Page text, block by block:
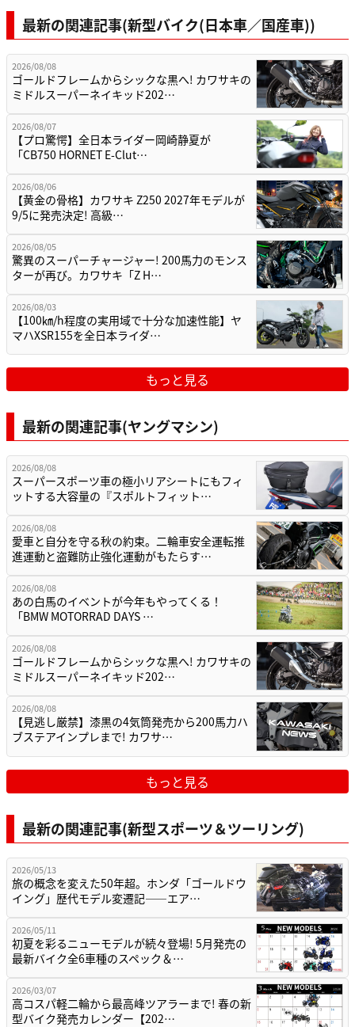
最新の関連記事(新型バイク(日本車／国産車))
2026/08/08
ゴールドフレームからシックな黒へ! カワサキの
ミドルスーパーネイキッド202…
2026/08/07
【プロ驚愕】全日本ライダー岡崎静夏が
「CB750 HORNET E-Clut…
2026/08/06
【黄金の骨格】カワサキ Z250 2027年モデルが
9/5に発売決定! 高級…
2026/08/05
驚異のスーパーチャージャー! 200馬力のモンス
ターが再び。カワサキ「Z H…
2026/08/03
【100㎞/h程度の実用域で十分な加速性能】ヤ
マハXSR155を全日本ライダ…
もっと見る
最新の関連記事(ヤングマシン)
2026/08/08
スーパースポーツ車の極小リアシートにもフィ
ットする大容量の『スポルトフィット…
2026/08/08
愛車と自分を守る秋の約束。二輪車安全運転推
進運動と盗難防止強化運動がもたらす…
2026/08/08
あの白馬のイベントが今年もやってくる！
「BMW MOTORRAD DAYS …
2026/08/08
ゴールドフレームからシックな黒へ! カワサキの
ミドルスーパーネイキッド202…
2026/08/08
【見逃し厳禁】漆黒の4気筒発売から200馬力ハ
ブステアインプレまで! カワサ…
もっと見る
最新の関連記事(新型スポーツ＆ツーリング)
2026/05/13
旅の概念を変えた50年超。ホンダ「ゴールドウ
イング」歴代モデル変遷記——エア…
2026/05/11
初夏を彩るニューモデルが続々登場! 5月発売の
最新バイク全6車種のスペック＆…
2026/03/07
高コスパ軽二輪から最高峰ツアラーまで! 春の新
型バイク発売カレンダー【202…